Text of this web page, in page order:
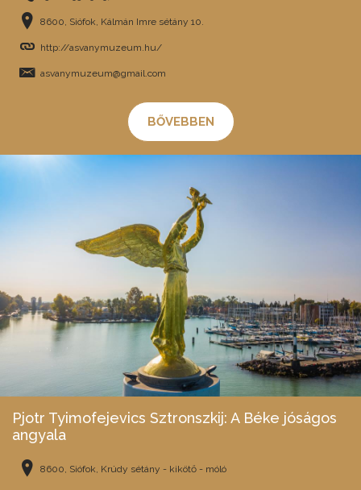
8600, Siófok, Kálmán Imre sétány 10.
http://asvanymuzeum.hu/
asvanymuzeum@gmail.com
BŐVEBBEN
Pjotr Tyimofejevics Sztronszkij: A Béke jóságos
angyala
8600, Siófok, Krúdy sétány - kikötő - móló